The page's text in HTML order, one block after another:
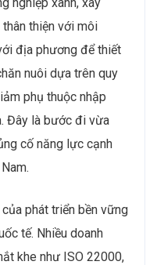
thiện với môi
địa phương để thiết
nuôi dựa trên quy
phụ thuộc nhập
Đây là bước đi vừa
cố năng lực cạnh
phát triển bền vững
tế. Nhiều doanh
khe như ISO 22000,